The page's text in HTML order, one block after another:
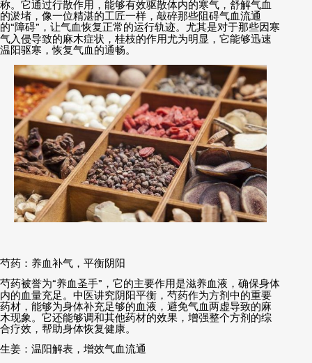
称。它通过行散作用，能够有效驱散体内的寒气，舒解气血
的淤堵，像一位精湛的工匠一样，敲碎那些阻碍气血流通
的“障碍” ，让气血恢复正常的运行轨迹。尤其是对于那些因寒
气入侵导致的麻木症状，桂枝的作用尤为明显，它能够迅速
温阳驱寒，恢复气血的通畅。
芍药：养血补气，平衡阴阳
芍药被誉为“养血圣手” ，它的主要作用是滋养血液，确保身体
内的血量充足。中医讲究阴阳平衡，芍药作为方剂中的重要
药材，能够为身体补充足够的血液，避免气血两虚导致的麻
木现象。它还能够调和其他药材的效果，增强整个方剂的综
合疗效，帮助身体恢复健康。
生姜：温阳解表，增效气血流通